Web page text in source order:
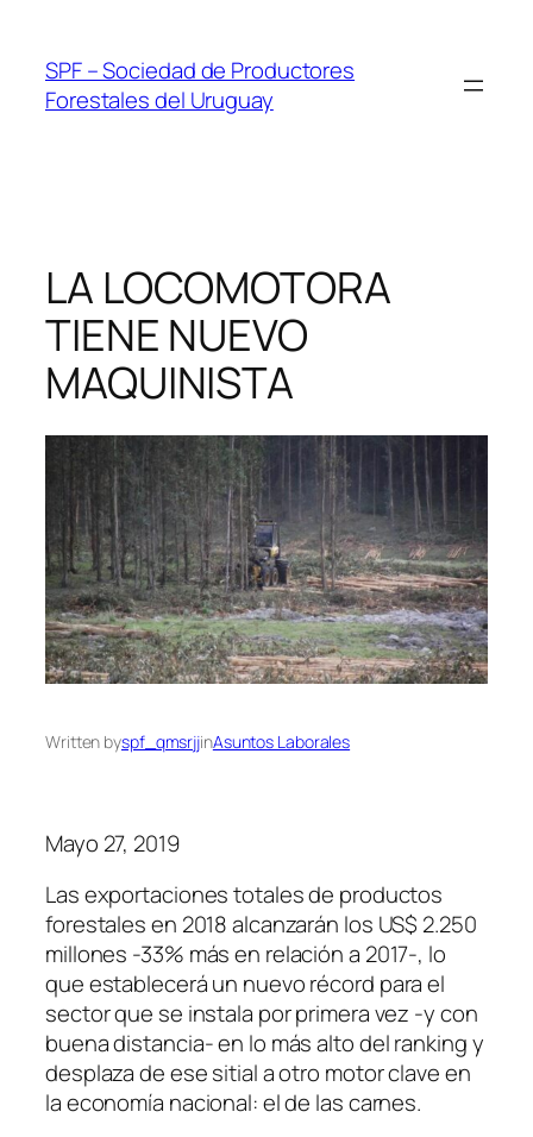
content
SPF – Sociedad de Productores
Forestales del Uruguay
LA LOCOMOTORA
TIENE NUEVO
MAQUINISTA
Written byspf_qmsrjjinAsuntos Laborales
Mayo 27, 2019
Las exportaciones totales de productos
forestales en 2018 alcanzarán los US$ 2.250
millones -33% más en relación a 2017-, lo
que establecerá un nuevo récord para el
sector que se instala por primera vez -y con
buena distancia- en lo más alto del ranking y
desplaza de ese sitial a otro motor clave en
la economía nacional: el de las carnes.